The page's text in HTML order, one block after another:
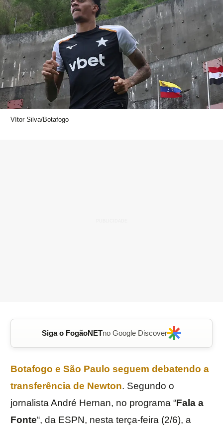
Vítor Silva/Botafogo
Siga o FogãoNETno Google Discover
Botafogo e São Paulo seguem debatendo a
transferência de Newton. Segundo o
jornalista André Hernan, no programa “Fala a
Fonte“, da ESPN, nesta terça-feira (2/6), a